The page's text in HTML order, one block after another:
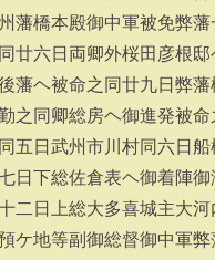
藩橋本殿御中軍被免弊
廿六日両卿外桜田彦根
藩ヘ被命之同廿九日弊
之同卿総房ヘ御進発被
五日武州市川村同六日
日下総佐倉表ヘ御着陣
二日上総大多喜城主大
ケ地等副御総督御中軍